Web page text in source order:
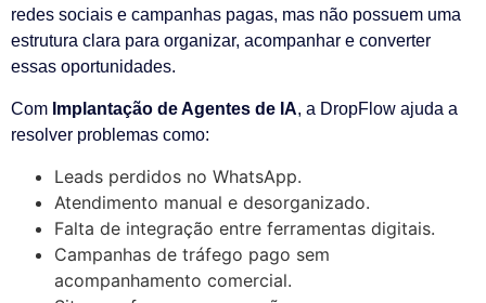
redes sociais e campanhas pagas, mas não possuem uma
estrutura clara para organizar, acompanhar e converter
essas oportunidades.
Com Implantação de Agentes de IA, a DropFlow ajuda a
resolver problemas como:
Leads perdidos no WhatsApp.
Atendimento manual e desorganizado.
Falta de integração entre ferramentas digitais.
Campanhas de tráfego pago sem
acompanhamento comercial.